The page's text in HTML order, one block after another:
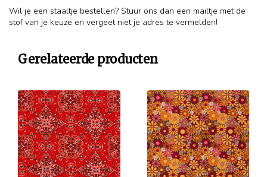
Wil je een staaltje bestellen? Stuur ons dan een mailtje met de
stof van je keuze en vergeet niet je adres te vermelden!
Gerelateerde producten